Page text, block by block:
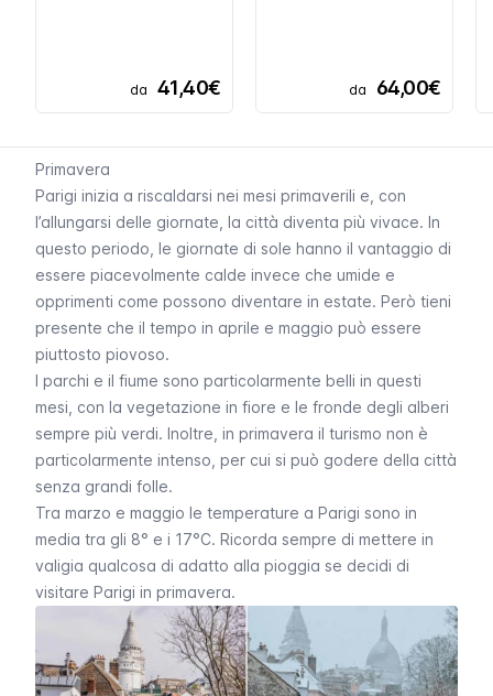
da 41,40€ da 64,00€
Primavera
Parigi inizia a riscaldarsi nei mesi primaverili e, con
l’allungarsi delle giornate, la città diventa più vivace. In
questo periodo, le giornate di sole hanno il vantaggio di
essere piacevolmente calde invece che umide e
opprimenti come possono diventare in estate. Però tieni
presente che il tempo in aprile e maggio può essere
piuttosto piovoso.
I parchi e il fiume sono particolarmente belli in questi
mesi, con la vegetazione in fiore e le fronde degli alberi
sempre più verdi. Inoltre, in primavera il turismo non è
particolarmente intenso, per cui si può godere della città
senza grandi folle.
Tra marzo e maggio le temperature a Parigi sono in
media tra gli 8° e i 17°C. Ricorda sempre di mettere in
valigia qualcosa di adatto alla pioggia se decidi di
visitare Parigi in primavera.